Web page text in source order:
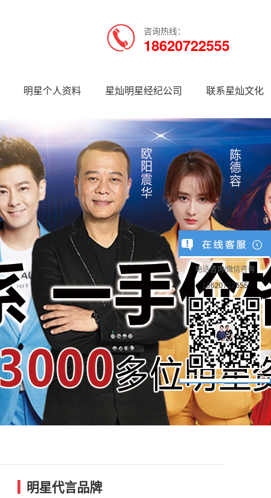
咨询热线：
18620722555
明星个人资料 星灿明星经纪公司 联系星灿文化
明星代言品牌
电话咨询/微信咨询
18620722555